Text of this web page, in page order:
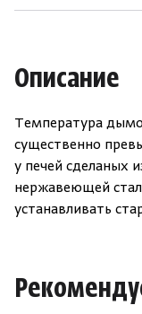
Описание
Температура
существенно
у печей сделаных
нержавеющей
устанавливать